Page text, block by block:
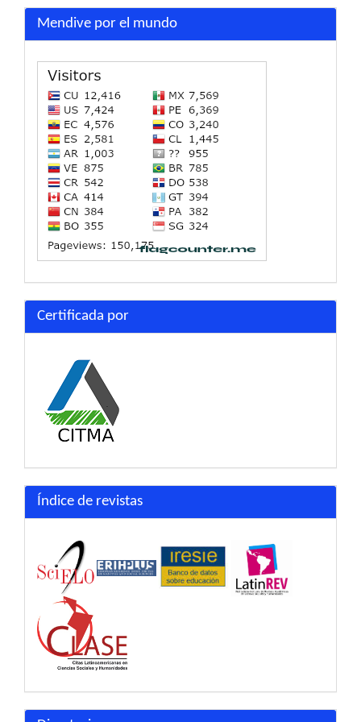
Mendive por el mundo
Certificada por
Índice de revistas